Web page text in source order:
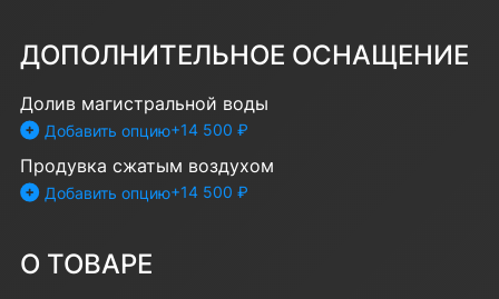
ДОПОЛНИТЕЛЬНОЕ ОСНАЩЕНИЕ
Долив магистральной воды
+14 500 ₽
Добавить опцию
Продувка сжатым воздухом
+14 500 ₽
Добавить опцию
О ТОВАРЕ